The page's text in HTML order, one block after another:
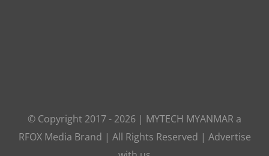
© Copyright 2017 - 2026 | MYTECH MYANMAR a
RFOX Media Brand | All Rights Reserved | Advertise